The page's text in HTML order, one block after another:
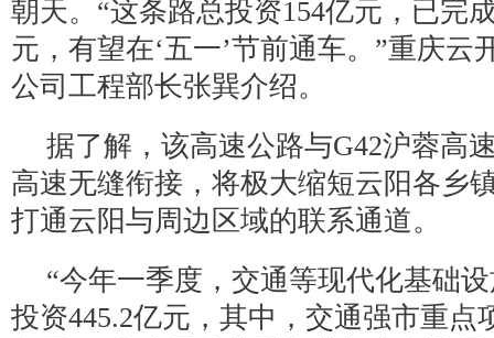
朝天。“这条路总投资154亿元，已完
元，有望在‘五一’节前通车。”重庆云
公司工程部长张巽介绍。
据了解，该高速公路与G42沪蓉高
高速无缝衔接，将极大缩短云阳各乡
打通云阳与周边区域的联系通道。
“今年一季度，交通等现代化基础
投资445.2亿元，其中，交通强市重点